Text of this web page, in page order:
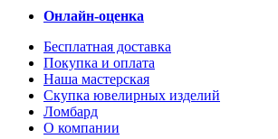
Онлайн-оценка
Бесплатная доставка
Покупка и оплата
Наша мастерская
Скупка ювелирных изделий
Ломбард
О компании